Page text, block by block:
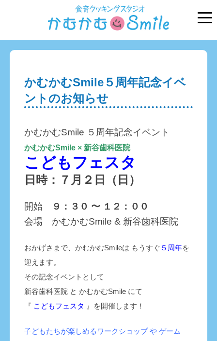
かむかむSmile５周年記念イベ
ントのお知らせ
かむかむSmile ５周年記念イベント
かむかむSmile × 新谷歯科医院
こどもフェスタ
日時：７月２日（日）
開始
９：３０ 〜 １２：００
会場 かむかむSmile & 新谷歯科医院
おかげさまで、かむかむSmileは もうすぐ ５周年を
迎えます。
その記念イベントとして
新谷歯科医院 と かむかむSmile にて
『 こどもフェスタ 』を開催します！
子どもたちが楽しめるワークショップ や ゲーム